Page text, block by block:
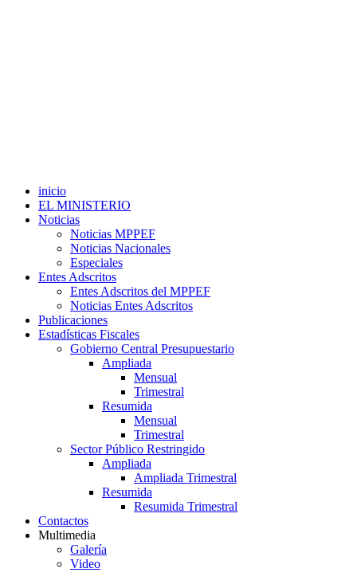
inicio
EL MINISTERIO
Noticias
Noticias MPPEF
Noticias Nacionales
Especiales
Entes Adscritos
Entes Adscritos del MPPEF
Noticias Entes Adscritos
Publicaciones
Estadísticas Fiscales
Gobierno Central Presupuestario
Ampliada
Mensual
Trimestral
Resumida
Mensual
Trimestral
Sector Público Restringido
Ampliada
Ampliada Trimestral
Resumida
Resumida Trimestral
Contactos
Multimedia
Galería
Video